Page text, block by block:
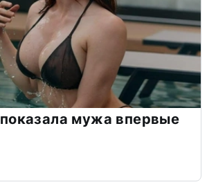
мужа впервые